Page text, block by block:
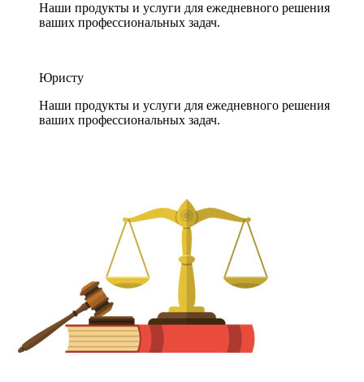
Наши продукты и услуги для ежедневного решения
ваших профессиональных задач.
Юристу
Наши продукты и услуги для ежедневного решения
ваших профессиональных задач.